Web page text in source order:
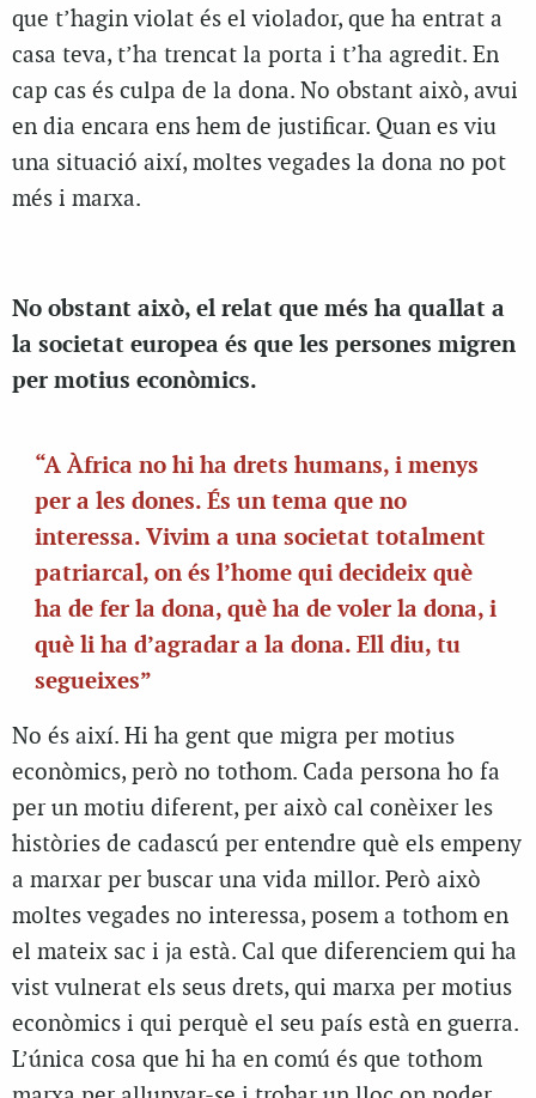
que t’hagin violat és el violador, que ha entrat a
casa teva, t’ha trencat la porta i t’ha agredit. En
cap cas és culpa de la dona. No obstant això, avui
en dia encara ens hem de justificar. Quan es viu
una situació així, moltes vegades la dona no pot
més i marxa.
No obstant això, el relat que més ha quallat a
la societat europea és que les persones migren
per motius econòmics.
“A Àfrica no hi ha drets humans, i menys
per a les dones. És un tema que no
interessa. Vivim a una societat totalment
patriarcal, on és l’home qui decideix què
ha de fer la dona, què ha de voler la dona, i
què li ha d’agradar a la dona. Ell diu, tu
segueixes”
No és així. Hi ha gent que migra per motius
econòmics, però no tothom. Cada persona ho fa
per un motiu diferent, per això cal conèixer les
històries de cadascú per entendre què els empeny
a marxar per buscar una vida millor. Però això
moltes vegades no interessa, posem a tothom en
el mateix sac i ja està. Cal que diferenciem qui ha
vist vulnerat els seus drets, qui marxa per motius
econòmics i qui perquè el seu país està en guerra.
L’única cosa que hi ha en comú és que tothom